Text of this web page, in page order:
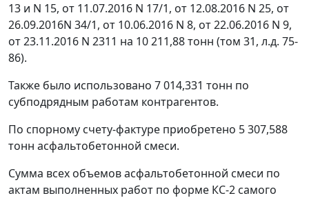
13 и N 15, от 11.07.2016 N 17/1, от 12.08.2016 N 25, от
26.09.2016N 34/1, от 10.06.2016 N 8, от 22.06.2016 N 9,
от 23.11.2016 N 2311 на 10 211,88 тонн (том 31, л.д. 75-
86).
Также было использовано 7 014,331 тонн по
субподрядным работам контрагентов.
По спорному счету-фактуре приобретено 5 307,588
тонн асфальтобетонной смеси.
Сумма всех объемов асфальтобетонной смеси по
актам выполненных работ по форме КС-2 самого